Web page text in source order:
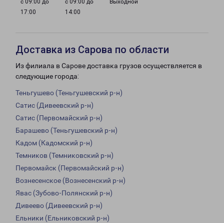
с 09:00 до
17:00
с 09:00 до
14:00
Выходной
Доставка из Сарова по области
Из филиала в Сарове доставка грузов осуществляется в
следующие города:
Теньгушево (Теньгушевский р-н)
Сатис (Дивеевский р-н)
Сатис (Первомайский р-н)
Барашево (Теньгушевский р-н)
Кадом (Кадомский р-н)
Темников (Темниковский р-н)
Первомайск (Первомайский р-н)
Вознесенское (Вознесенский р-н)
Явас (Зубово-Полянский р-н)
Дивеево (Дивеевский р-н)
Ельники (Ельниковский р-н)